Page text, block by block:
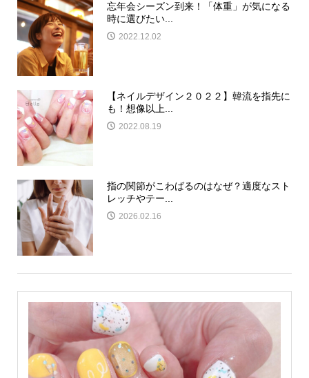
忘年会シーズン到来！「体重」が気になる
時に選びたい...
2022.12.02
【ネイルデザイン２０２２】韓流を指先に
も！想像以上...
2022.08.19
指の関節がこわばるのはなぜ？適度なスト
レッチやテー...
2026.02.16